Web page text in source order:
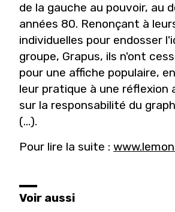
de la gauche au pouvoir, au
années 80. Renonçant à
individuelles pour endosser
groupe, Grapus, ils n'ont
pour une affiche populaire,
leur pratique à une réflexion
sur la responsabilité du
(...).
Pour lire la suite :
Voir aussi